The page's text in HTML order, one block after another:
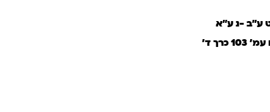
ע”ב -נ ע”א
ד’